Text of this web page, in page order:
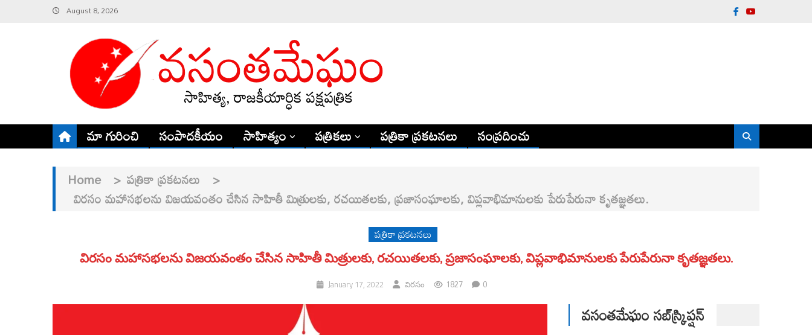
August 8, 2026
మా గురించి సంపాదకీయం సాహిత్యం పత్రికలు పత్రికా ప్రకటనలు సంప్రదించు
Home > పత్రికా ప్రకటనలు >
విరసం మహాసభలను విజయవంతం చేసిన సాహితీ మిత్రులకు, రచయితలకు, ప్రజాసంఘాలకు, విప్లవాభిమానులకు పేరుపేరునా కృతజ్ఞతలు.
పత్రికా ప్రకటనలు
విరసం మహాసభలను విజయవంతం చేసిన సాహితీ మిత్రులకు, రచయితలకు, ప్రజాసంఘాలకు, విప్లవాభిమానులకు పేరుపేరునా కృతజ్ఞతలు.
January 17, 2022 విరసం 1827 0
వసంతమేఘం సబ్‌స్క్రిప్షన్